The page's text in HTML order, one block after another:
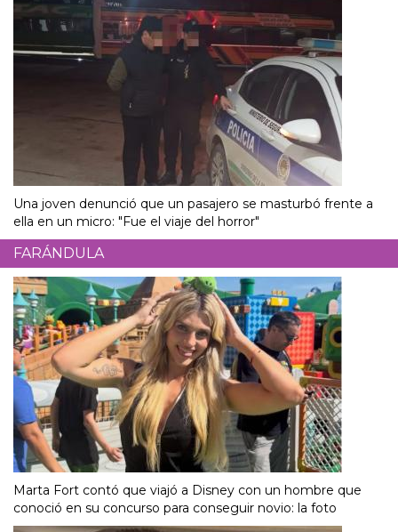
Una joven denunció que un pasajero se masturbó frente a
ella en un micro: "Fue el viaje del horror"
FARÁNDULA
Marta Fort contó que viajó a Disney con un hombre que
conoció en su concurso para conseguir novio: la foto